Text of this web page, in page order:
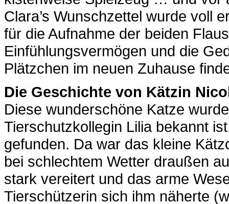
Clara’s Wunschzettel wurde voll
für die Aufnahme der beiden
Einfühlungsvermögen und die
Plätzchen im neuen Zuhause
Die Geschichte von Kätzin
Diese wunderschöne Katze
Tierschutzkollegin Lilia bekannt
gefunden. Da war das kleine
bei schlechtem Wetter draußen
stark vereitert und das arme
Tierschützerin sich ihm näherte